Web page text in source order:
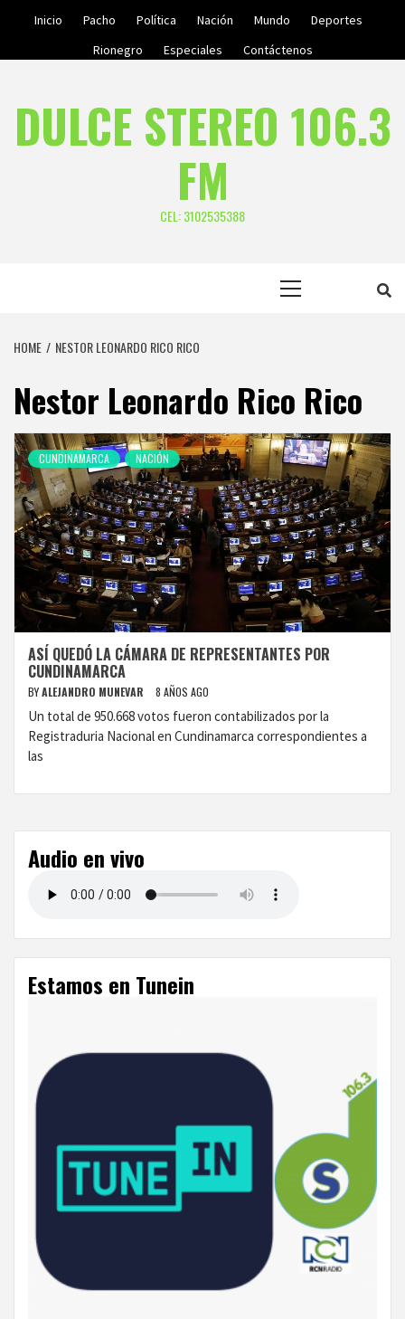
Inicio Pacho Política Nación Mundo
Deportes
Rionegro
Especiales Contáctenos
DULCE STEREO 106.3
FM
CEL: 3102535388
HOME NESTOR LEONARDO RICO RICO
Nestor Leonardo Rico Rico
CUNDINAMARCA NACIÓN
ASÍ QUEDÓ LA CÁMARA DE REPRESENTANTES POR
CUNDINAMARCA
BYALEJANDRO MUNEVAR 8 AÑOS AGO
Un total de 950.668 votos fueron contabilizados por la
Registraduria Nacional en Cundinamarca correspondientes a
las
Audio en vivo
Estamos en Tunein